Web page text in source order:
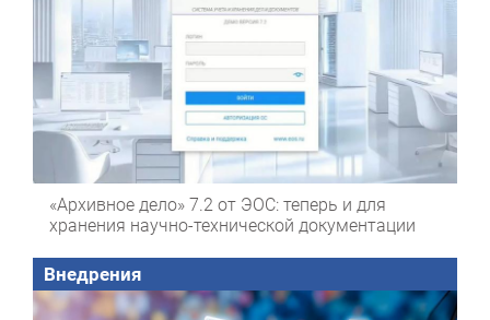
«Архивное дело» 7.2 от ЭОС: теперь и для
хранения научно-технической документации
Внедрения